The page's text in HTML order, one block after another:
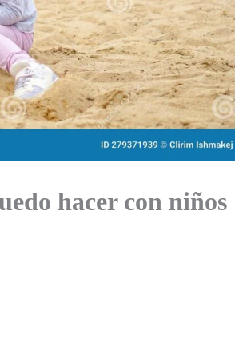
hacer con niños